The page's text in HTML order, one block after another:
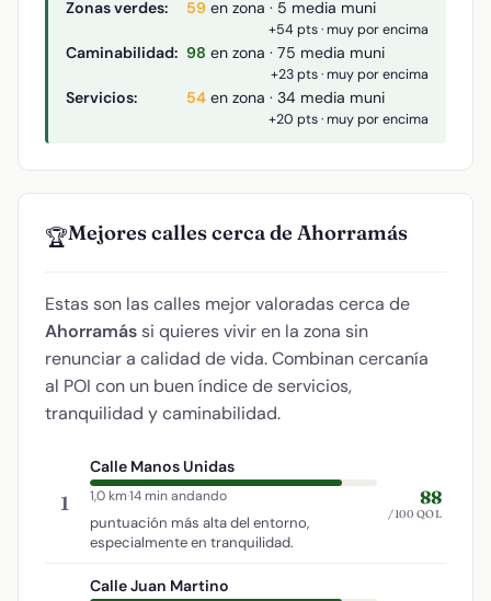
Zonas verdes: 59 en zona · 5 media muni
+54 pts · muy por encima
Caminabilidad: 98 en zona · 75 media muni
+23 pts · muy por encima
Servicios: 54 en zona · 34 media muni
+20 pts · muy por encima
🏆Mejores calles cerca de Ahorramás
Estas son las calles mejor valoradas cerca de
Ahorramás si quieres vivir en la zona sin
renunciar a calidad de vida. Combinan cercanía
al POI con un buen índice de servicios,
tranquilidad y caminabilidad.
1
Calle Manos Unidas
1,0 km·14 min andando
puntuación más alta del entorno,
especialmente en tranquilidad.
88
/100 QOL
Calle Juan Martino